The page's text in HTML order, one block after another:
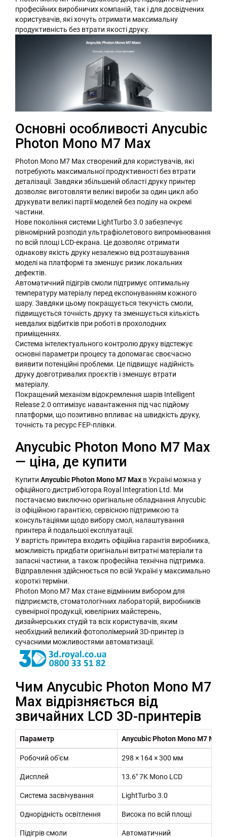
професійних виробничих компаній, так і для досвідчених
користувачів, які хочуть отримати максимальну
продуктивність без втрати якості друку.
Основні особливості Anycubic
Photon Mono M7 Max
Photon Mono M7 Max створений для користувачів, які
потребують максимальної продуктивності без втрати
деталізації. Завдяки збільшеній області друку принтер
дозволяє виготовляти великі вироби за один цикл або
друкувати великі партії моделей без поділу на окремі
частини.
Нове покоління системи LightTurbo 3.0 забезпечує
рівномірний розподіл ультрафіолетового випромінювання
по всій площі LCD-екрана. Це дозволяє отримати
однакову якість друку незалежно від розташування
моделі на платформі та зменшує ризик локальних
дефектів.
Автоматичний підігрів смоли підтримує оптимальну
температуру матеріалу перед експонуванням кожного
шару. Завдяки цьому покращується текучість смоли,
підвищується точність друку та зменшується кількість
невдалих відбитків при роботі в прохолодних
приміщеннях.
Система інтелектуального контролю друку відстежує
основні параметри процесу та допомагає своєчасно
виявити потенційні проблеми. Це підвищує надійність
друку довготривалих проєктів і зменшує втрати
матеріалу.
Покращений механізм відокремлення шарів Intelligent
Release 2.0 оптимізує навантаження під час підйому
платформи, що позитивно впливає на швидкість друку,
точність та ресурс FEP-плівки.
Anycubic Photon Mono M7 Max
— ціна, де купити
Купити Anycubic Photon Mono M7 Max в Україні можна у
офіційного дистриб'ютора Royal Integration Ltd. Ми
постачаємо виключно оригінальне обладнання Anycubic
із офіційною гарантією, сервісною підтримкою та
консультаціями щодо вибору смол, налаштування
принтера й подальшої експлуатації.
У вартість принтера входить офіційна гарантія виробника,
можливість придбати оригінальні витратні матеріали та
запасні частини, а також професійна технічна підтримка.
Відправлення здійснюється по всій Україні у максимально
короткі терміни.
Photon Mono M7 Max стане відмінним вибором для
підприємств, стоматологічних лабораторій, виробників
сувенірної продукції, ювелірних майстерень,
дизайнерських студій та всіх користувачів, яким
необхідний великий фотополімерний 3D-принтер із
сучасними можливостями автоматизації.
Чим Anycubic Photon Mono M7
Max відрізняється від
звичайних LCD 3D-принтерів
Параметр Anycubic Photon Mono M7 Max
Робочий об'єм 298 × 164 × 300 мм
Дисплей 13.6" 7K Mono LCD
Система засвічування LightTurbo 3.0
Однорідність освітлення Висока по всій площі
Підігрів смоли Автоматичний